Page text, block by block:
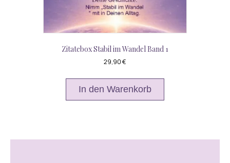
Zitatebox Stabil im Wandel Band 1
29,90€
In den Warenkorb